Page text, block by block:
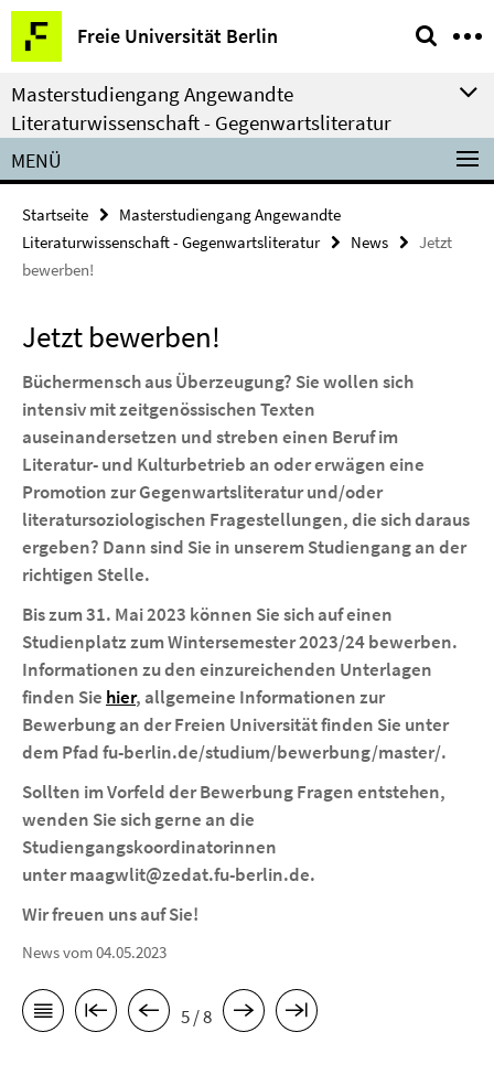
Springe
direkt
zu
Inhalt
Freie Universität Berlin
Service-
Navigation
Masterstudiengang Angewandte
Literaturwissenschaft - Gegenwartsliteratur
MENÜ
Startseite
Masterstudiengang Angewandte
Literaturwissenschaft - Gegenwartsliteratur
News
Jetzt
bewerben!
Jetzt bewerben!
Büchermensch aus Überzeugung? Sie wollen sich
intensiv mit zeitgenössischen Texten
auseinandersetzen und streben einen Beruf im
Literatur- und Kulturbetrieb an oder erwägen eine
Promotion zur Gegenwartsliteratur und/oder
literatursoziologischen Fragestellungen, die sich daraus
ergeben? Dann sind Sie in unserem Studiengang an der
richtigen Stelle.
Bis zum 31. Mai 2023 können Sie sich auf einen
Studienplatz zum Wintersemester 2023/24 bewerben.
Informationen zu den einzureichenden Unterlagen
finden Sie hier, allgemeine Informationen zur
Bewerbung an der Freien Universität finden Sie unter
dem Pfad fu-berlin.de/studium/bewerbung/master/.
Sollten im Vorfeld der Bewerbung Fragen entstehen,
wenden Sie sich gerne an die
Studiengangskoordinatorinnen
unter maagwlit@zedat.fu-berlin.de.
Wir freuen uns auf Sie!
News vom 04.05.2023
5 / 8